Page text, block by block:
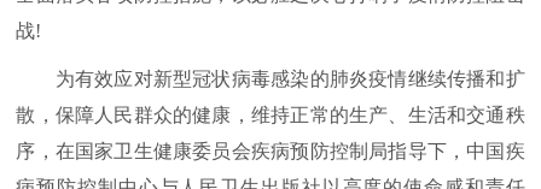
战!
为有效应对新型冠状病毒感染的肺炎疫情继续传播和扩
散，保障人民群众的健康，维持正常的生产、生活和交通秩
序，在国家卫生健康委员会疾病预防控制局指导下，中国疾